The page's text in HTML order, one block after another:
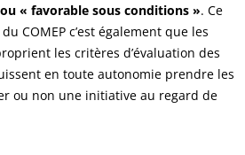
« favorable sous conditions ». Ce
COMEP c’est également que les
les critères d’évaluation des
en toute autonomie prendre les
ou non une initiative au regard de